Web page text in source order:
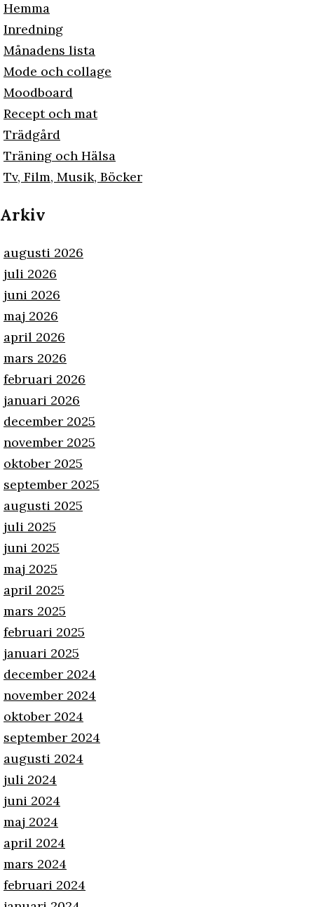
Hemma
Inredning
Månadens lista
Mode och collage
Moodboard
Recept och mat
Trädgård
Träning och Hälsa
Tv, Film, Musik, Böcker
Arkiv
augusti 2026
juli 2026
juni 2026
maj 2026
april 2026
mars 2026
februari 2026
januari 2026
december 2025
november 2025
oktober 2025
september 2025
augusti 2025
juli 2025
juni 2025
maj 2025
april 2025
mars 2025
februari 2025
januari 2025
december 2024
november 2024
oktober 2024
september 2024
augusti 2024
juli 2024
juni 2024
maj 2024
april 2024
mars 2024
februari 2024